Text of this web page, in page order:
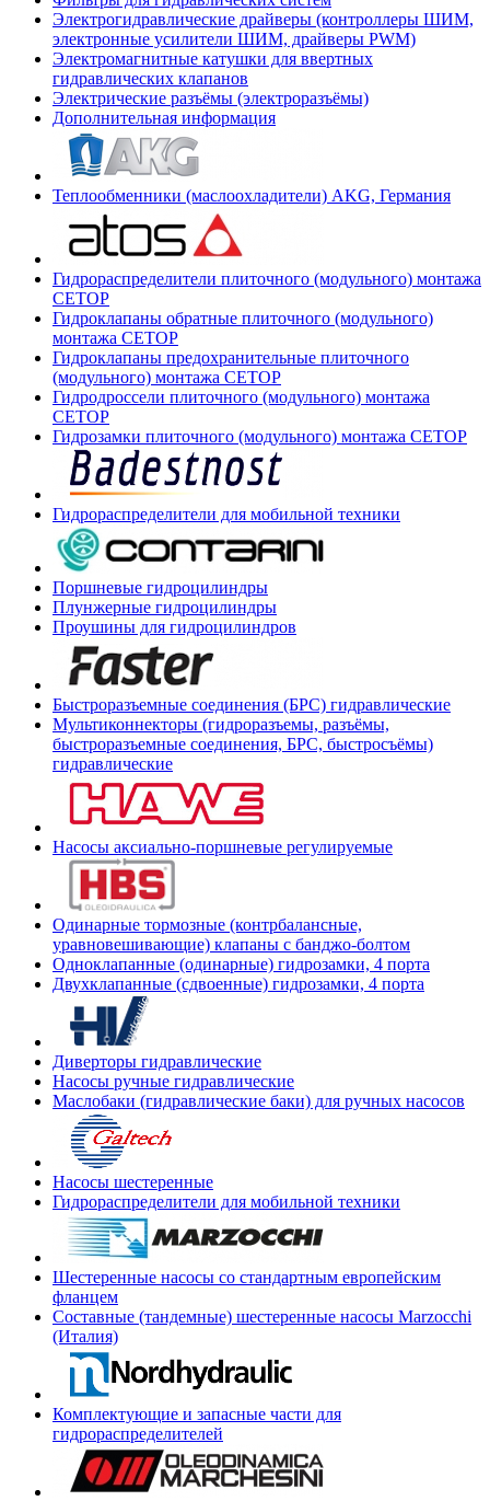
Электрогидравлические драйверы (контроллеры ШИМ,
электронные усилители ШИМ, драйверы PWM)
Электромагнитные катушки для ввертных
гидравлических клапанов
Электрические разъёмы (электроразъёмы)
Дополнительная информация
Теплообменники (маслоохладители) AKG, Германия
Гидрораспределители плиточного (модульного) монтажа
СЕТОР
Гидроклапаны обратные плиточного (модульного)
монтажа CETOP
Гидроклапаны предохранительные плиточного
(модульного) монтажа CETOP
Гидродроссели плиточного (модульного) монтажа
CETOP
Гидрозамки плиточного (модульного) монтажа CETOP
Гидрораспределители для мобильной техники
Поршневые гидроцилиндры
Плунжерные гидроцилиндры
Проушины для гидроцилиндров
Быстроразъемные соединения (БРС) гидравлические
Мультиконнекторы (гидроразъемы, разъёмы,
быстроразъемные соединения, БРС, быстросъёмы)
гидравлические
Насосы аксиально-поршневые регулируемые
Одинарные тормозные (контрбалансные,
уравновешивающие) клапаны с банджо-болтом
Одноклапанные (одинарные) гидрозамки, 4 порта
Двухклапанные (сдвоенные) гидрозамки, 4 порта
Диверторы гидравлические
Насосы ручные гидравлические
Маслобаки (гидравлические баки) для ручных насосов
Насосы шестеренные
Гидрораспределители для мобильной техники
Шестеренные насосы со стандартным европейским
фланцем
Составные (тандемные) шестеренные насосы Marzocchi
(Италия)
Комплектующие и запасные части для
гидрораспределителей